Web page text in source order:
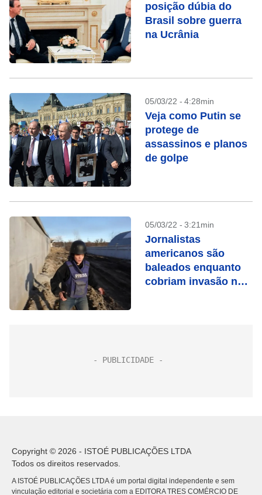
posição dúbia do
Brasil sobre guerra
na Ucrânia
05/03/22 - 4:28min
Veja como Putin se
protege de
assassinos e planos
de golpe
05/03/22 - 3:21min
Jornalistas
americanos são
baleados enquanto
cobriam invasão na
Copyright © 2026 - ISTOÉ PUBLICAÇÕES LTDA
Todos os direitos reservados.
A ISTOÉ PUBLICAÇÕES LTDA é um portal digital independente e sem
vinculação editorial e societária com a EDITORA TRES COMÉRCIO DE